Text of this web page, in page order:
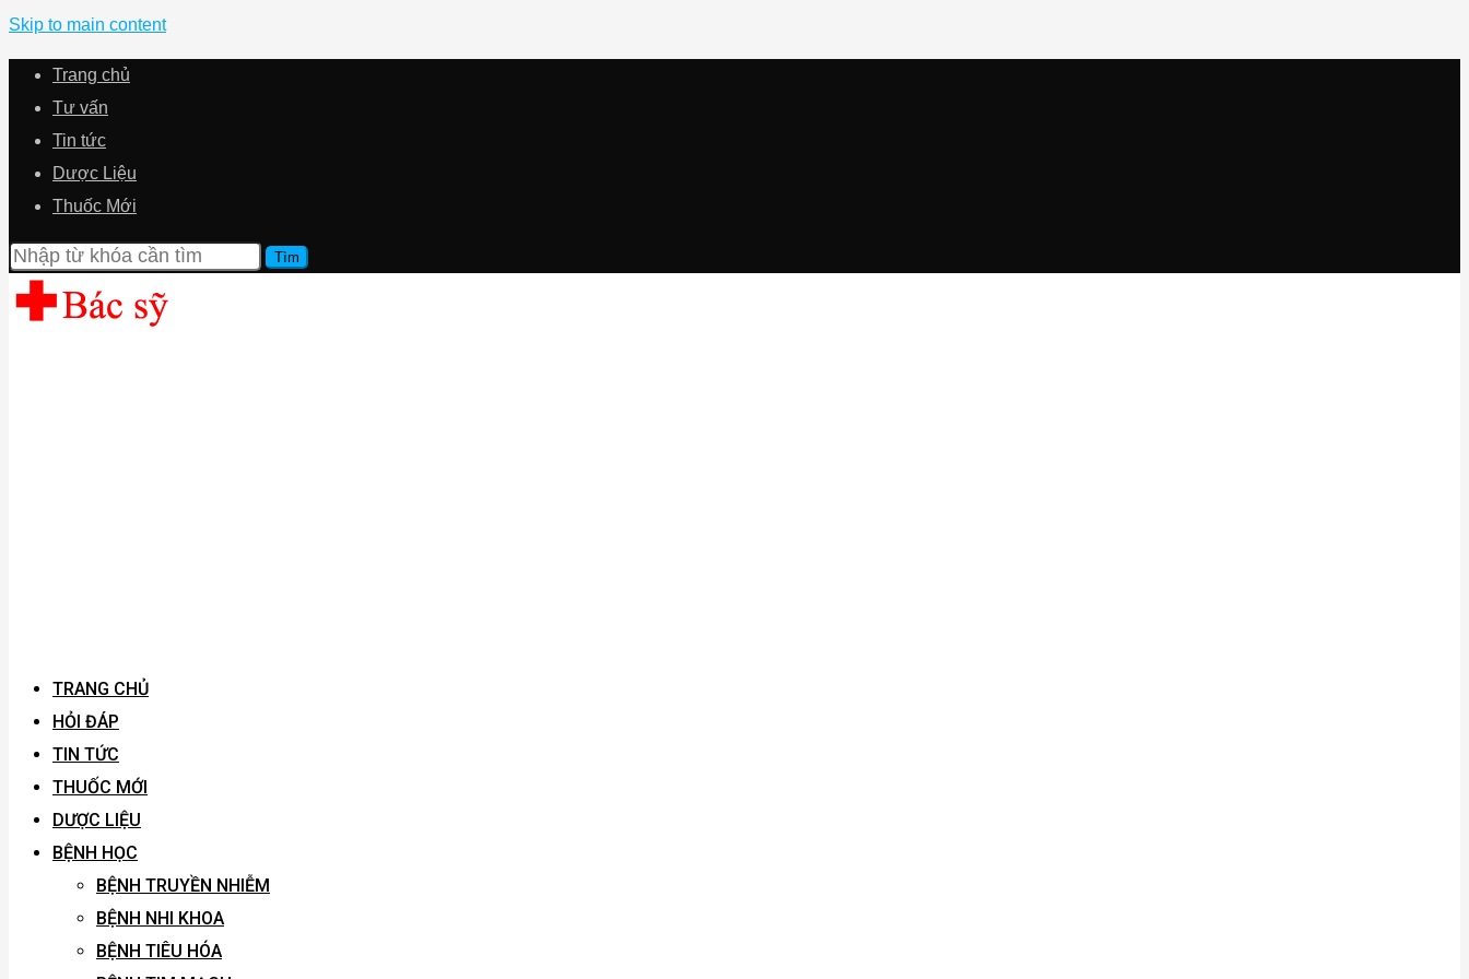
Skip to main content
Trang chủ
Tư vấn
Tin tức
Dược Liệu
Thuốc Mới
TRANG CHỦ
HỎI ĐÁP
TIN TỨC
THUỐC MỚI
DƯỢC LIỆU
BỆNH HỌC
BỆNH TRUYỀN NHIỄM
BỆNH NHI KHOA
BỆNH TIÊU HÓA